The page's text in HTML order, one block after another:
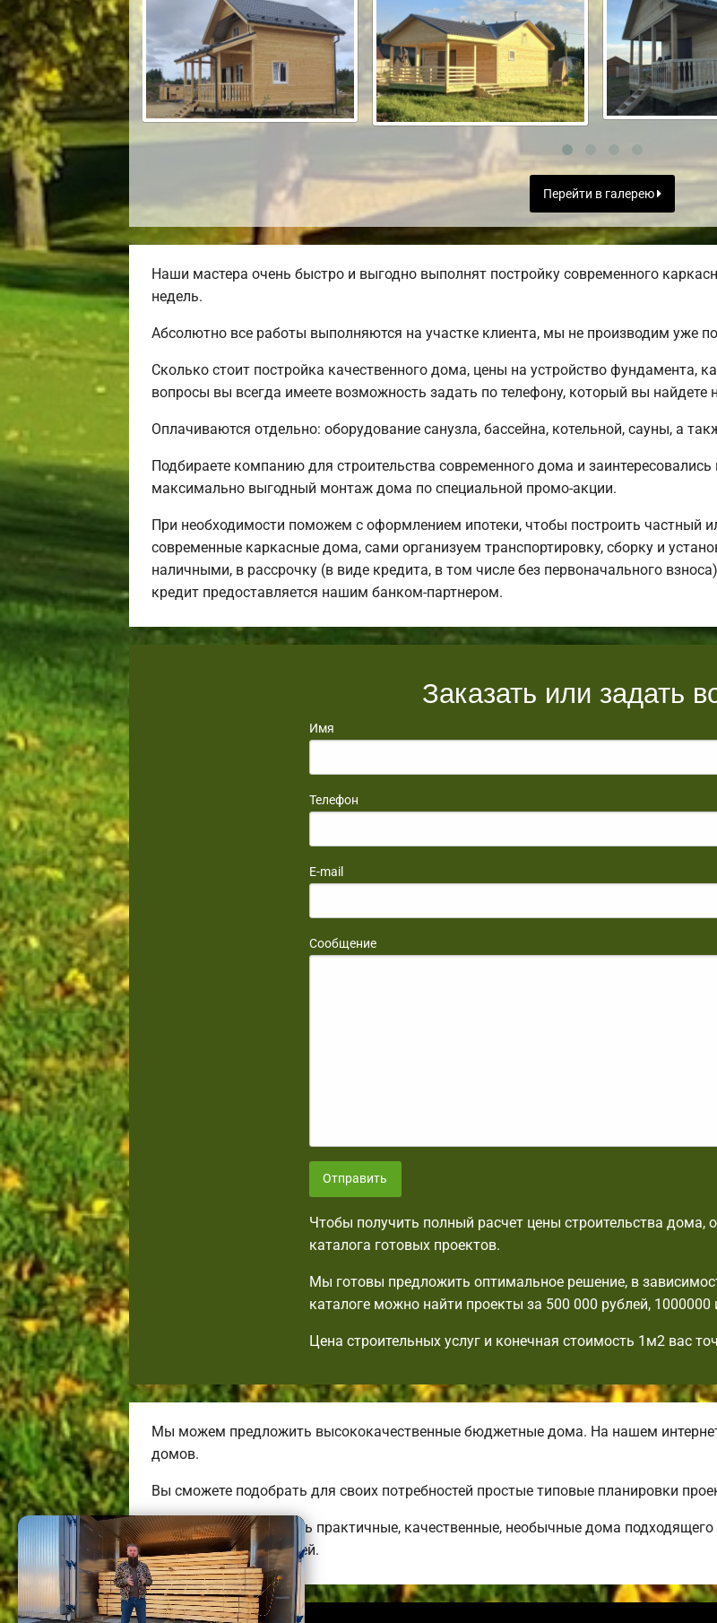
Перейти в галерею
Наши мастера очень быстро и выгодно выполнят постройку современного
недель.
Абсолютно все работы выполняются на участке клиента, мы не производим уже
Сколько стоит постройка качественного дома, цены на устройство
вопросы вы всегда имеете возможность задать по телефону, который вы найдете
Оплачиваются отдельно: оборудование санузла, бассейна, котельной, сауны, а
Подбираете компанию для строительства современного дома и
максимально выгодный монтаж дома по специальной промо-акции.
При необходимости поможем с оформлением ипотеки, чтобы построить частный
современные каркасные дома, сами организуем транспортировку, сборку и
наличными, в рассрочку (в виде кредита, в том числе без первоначального
кредит предоставляется нашим банком-партнером.
Заказать или задать
Имя
Телефон
E-mail
Сообщение
Отправить
Чтобы получить полный расчет цены строительства дома,
каталога готовых проектов.
Мы готовы предложить оптимальное решение, в
каталоге можно найти проекты за 500 000 рублей, 1000000
Цена строительных услуг и конечная стоимость 1м2 вас
Мы можем предложить высококачественные бюджетные дома. На нашем
домов.
Вы сможете подобрать для своих потребностей простые типовые планировки
Мы готовы предложить практичные, качественные, необычные дома подходящего
трехэтажных коттеджей.